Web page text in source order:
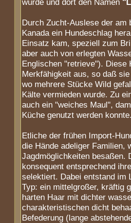
wurde und dort den Namen
Durch Zucht-Auslese der am
Kanada ein Hundeschlag
Einsatz kam, speziell zum
aber auch von erlegten
Englischen "retrieve"). Diese
Merkfähigkeit aus, so daß
wo mehrere Stücke Wild
Kälte vermieden wurde. Zu
auch ein "weiches Maul",
Küche genutzt werden
Etliche der frühen Import-
die Hände adeliger Familien,
Jagdmöglichkeiten besaßen.
konsequent entsprechend
selektiert. Dabei entstand im
Typ: ein mittelgroßer, kräftig
harten Haar mit dichter
charakteristischen dicht
Befederung (lange